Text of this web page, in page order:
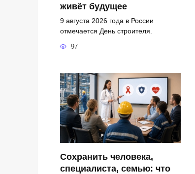
живёт будущее
9 августа 2026 года в России
отмечается День строителя.
97
Сохранить человека,
специалиста, семью: что